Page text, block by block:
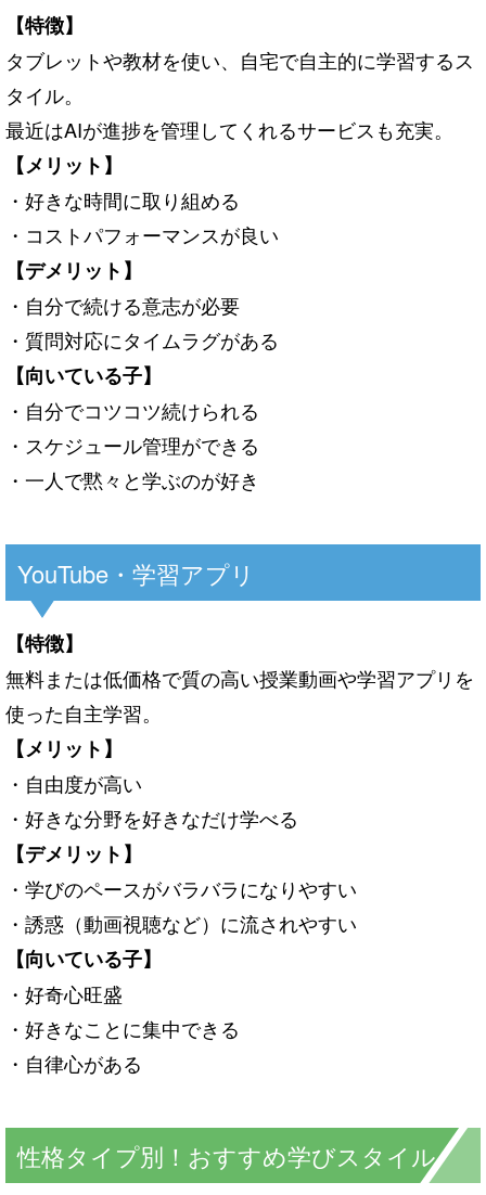
【特徴】
タブレットや教材を使い、自宅で自主的に学習するス
タイル。
最近はAIが進捗を管理してくれるサービスも充実。
【メリット】
・好きな時間に取り組める
・コストパフォーマンスが良い
【デメリット】
・自分で続ける意志が必要
・質問対応にタイムラグがある
【向いている子】
・自分でコツコツ続けられる
・スケジュール管理ができる
・一人で黙々と学ぶのが好き
YouTube・学習アプリ
【特徴】
無料または低価格で質の高い授業動画や学習アプリを
使った自主学習。
【メリット】
・自由度が高い
・好きな分野を好きなだけ学べる
【デメリット】
・学びのペースがバラバラになりやすい
・誘惑（動画視聴など）に流されやすい
【向いている子】
・好奇心旺盛
・好きなことに集中できる
・自律心がある
性格タイプ別！おすすめ学びスタイル